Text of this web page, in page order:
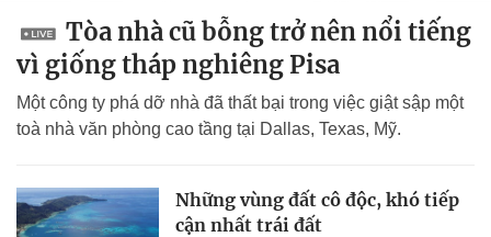
Tòa nhà cũ bỗng trở nên nổi tiếng
vì giống tháp nghiêng Pisa
Một công ty phá dỡ nhà đã thất bại trong việc giật sập một
toà nhà văn phòng cao tầng tại Dallas, Texas, Mỹ.
Những vùng đất cô độc, khó tiếp
cận nhất trái đất